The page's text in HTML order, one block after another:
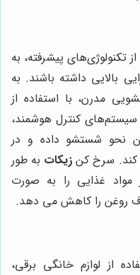
تکنولوژی‌های پیشرفته، به
بالایی داشته باشند. به
مدرن، با استفاده از
کنترل هوشمند،
نحو شستشو داده و در
کند. سرخ کن زیکات به طور
مواد غذایی را به صورت
روغن را کاهش می دهد.
از لوازم خانگی برقی،